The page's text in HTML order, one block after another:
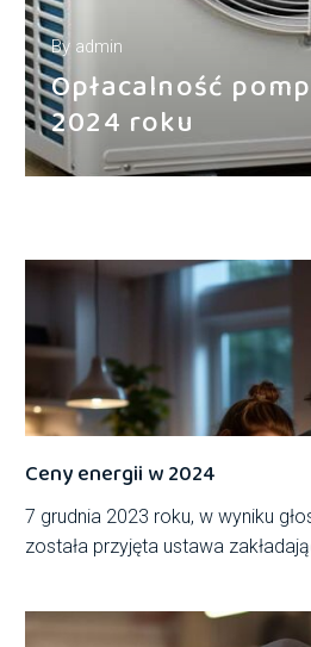
By admin
Opłacalność
2024 roku
Ceny energii w 2024
7 grudnia 2023 roku, w wyniku
została przyjęta ustawa
przepisy przewidują utrzymanie
poziomie, jednak istnieją pewne